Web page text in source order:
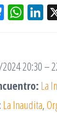
Bl W
pp
20:30 –
La
La Inaudita,